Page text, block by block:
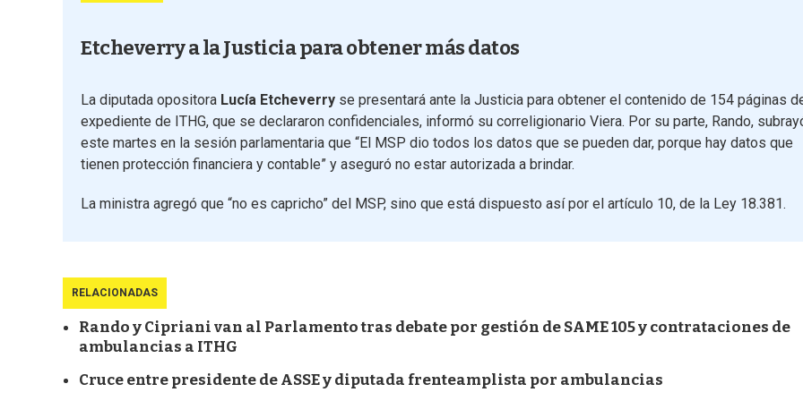
Etcheverry a la Justicia para obtener más datos
La diputada opositora Lucía Etcheverry se presentará ante la Justicia para obtener el contenido de 154 páginas
expediente de ITHG, que se declararon confidenciales, informó su correligionario Viera. Por su parte, Rando,
este martes en la sesión parlamentaria que “El MSP dio todos los datos que se pueden dar, porque hay datos que
tienen protección financiera y contable” y aseguró no estar autorizada a brindar.
La ministra agregó que “no es capricho” del MSP, sino que está dispuesto así por el artículo 10, de la Ley 18.381.
RELACIONADAS
Rando y Cipriani van al Parlamento tras debate por gestión de SAME 105 y contrataciones de
ambulancias a ITHG
Cruce entre presidente de ASSE y diputada frenteamplista por ambulancias